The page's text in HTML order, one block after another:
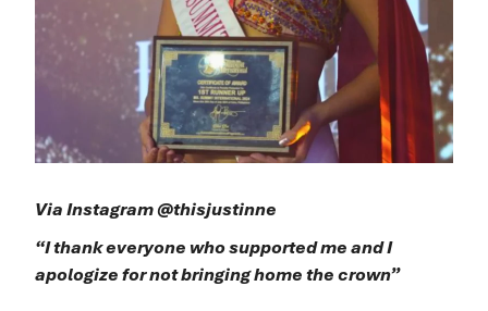
Via Instagram @thisjustinne
“I thank everyone who supported me and I
apologize for not bringing home the crown”